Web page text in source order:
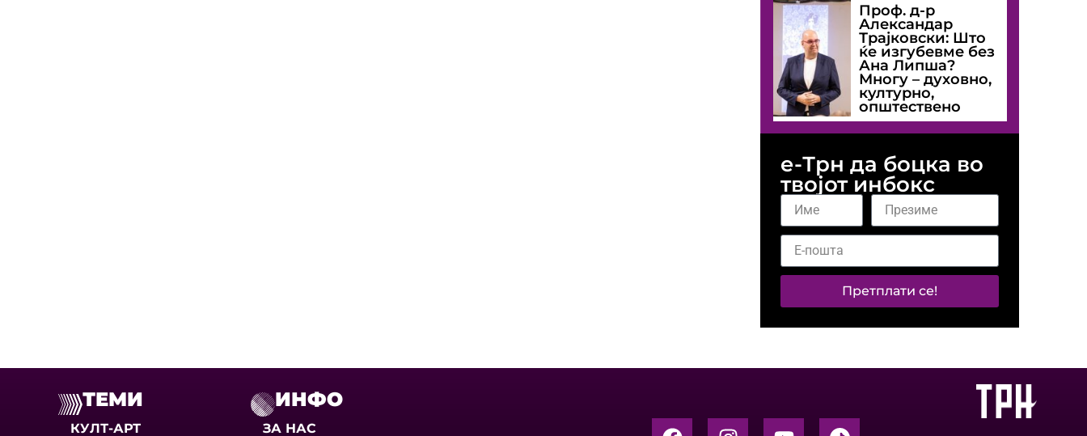
Проф. д-р
Александар
Трајковски: Што
ќе изгубевме без
Ана Липша?
Многу – духовно,
културно,
општествено
е-Трн да боцка во
твојот инбокс
Претплати се!
ТЕМИ
КУЛТ-АРТ
ИНФО
ЗА НАС